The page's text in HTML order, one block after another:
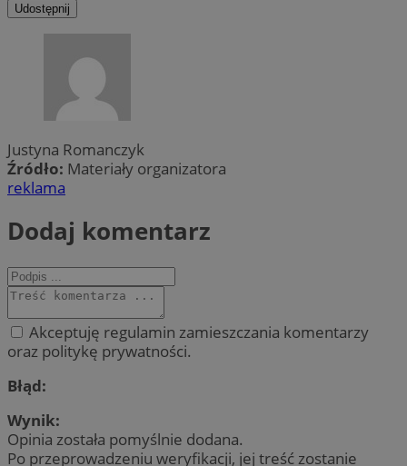
Udostępnij
Justyna Romanczyk
Źródło: Materiały organizatora
reklama
Dodaj komentarz
Akceptuję regulamin zamieszczania komentarzy
oraz politykę prywatności.
Błąd:
Wynik:
Opinia została pomyślnie dodana.
Po przeprowadzeniu weryfikacji, jej treść zostanie